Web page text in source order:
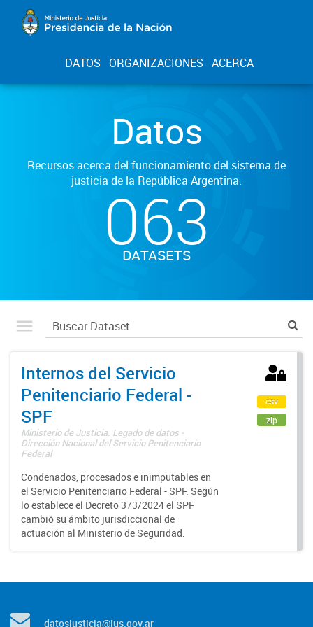
DATOS ORGANIZACIONES ACERCA
Datos
Recursos acerca del funcionamiento del sistema de
justicia de la República Argentina.
063
DATASETS
Internos del Servicio
Penitenciario Federal -
SPF
Ministerio de Justicia. Legado de datos -
Dirección Nacional del Servicio Penitenciario
Federal
Condenados, procesados e inimputables en
el Servicio Penitenciario Federal - SPF. Según
lo establece el Decreto 373/2024 el SPF
cambió su ámbito jurisdiccional de
actuación al Ministerio de Seguridad.
csv
zip
datosjusticia@jus.gov.ar